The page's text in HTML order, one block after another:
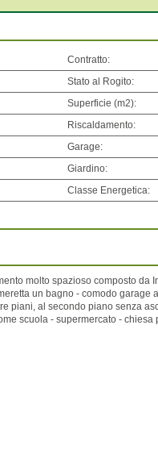
Contratto:
Stato al Rogito:
Superficie (m2):
Riscaldamento:
Garage:
Giardino:
Classe Energetica:
molto spazioso composto da
un bagno - comodo garage
piani, al secondo piano senza
scuola - supermercato - chiesa